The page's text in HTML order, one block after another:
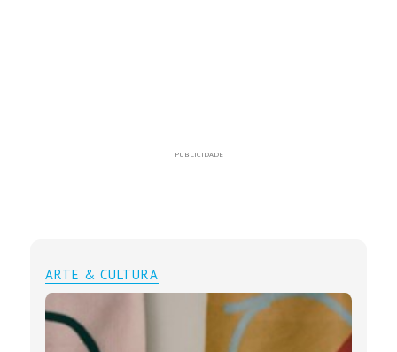
PUBLICIDADE
ARTE & CULTURA